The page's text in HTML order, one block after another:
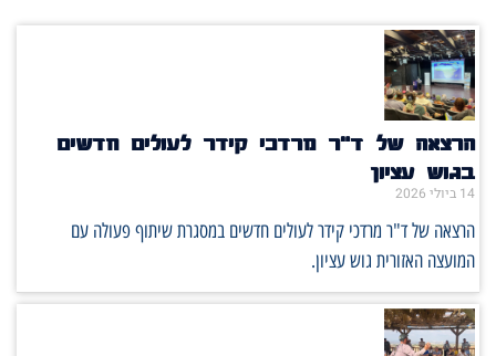
הרצאה של ד"ר מרדכי קידר לעולים חדשים
בגוש עציון
14 ביולי 2026
הרצאה של ד"ר מרדכי קידר לעולים חדשים במסגרת שיתוף פעולה עם
המועצה האזורית גוש עציון.